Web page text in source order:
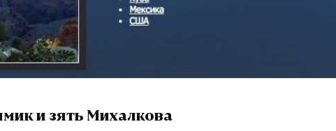
и зять Михалкова